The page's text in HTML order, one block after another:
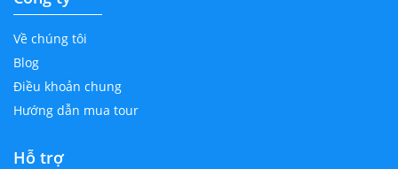
Về chúng tôi
Blog
Điều khoản chung
Hướng dẫn mua tour
Hỗ trợ